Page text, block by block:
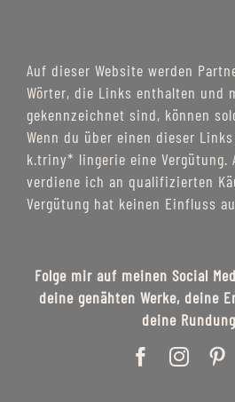
Auf dieser Website werden
Wörter, die Links enthalten und
gekennzeichnet sind, können
Wenn du über einen dieser
k.triny* lingerie eine Vergütung.
verdiene ich an qualifizierten
Vergütung hat keinen Einfluss
Folge mir auf meinen Social
deine genähten Werke, deine
deine